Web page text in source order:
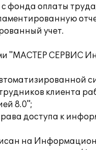
с фонда оплаты
учет.
"МАСТЕР СЕРВИС
клиента
8.0";
доступа к
на